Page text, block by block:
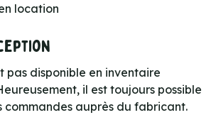
location
pas disponible en inventaire
il est toujours possible
auprès du fabricant.